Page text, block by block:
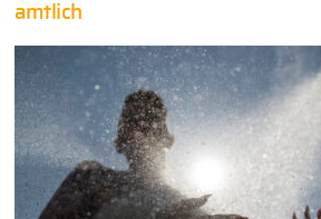
amtlich